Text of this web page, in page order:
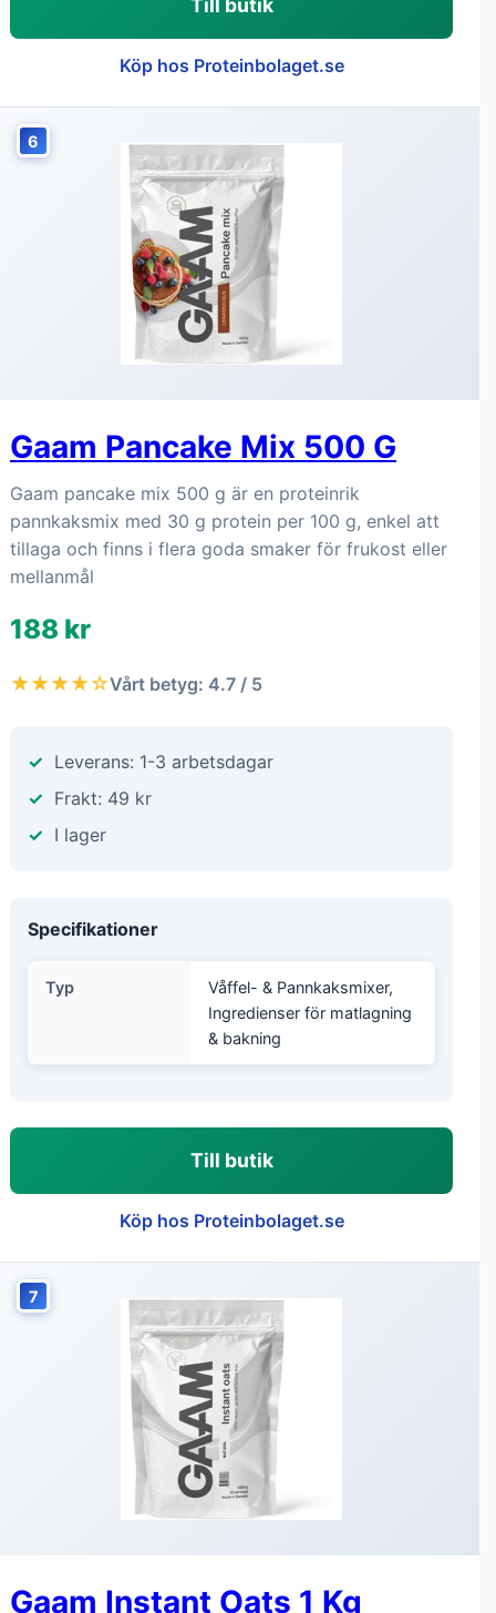
Till butik
Köp hos Proteinbolaget.se
6
Gaam Pancake Mix 500 G
Gaam pancake mix 500 g är en proteinrik
pannkaksmix med 30 g protein per 100 g, enkel att
tillaga och finns i flera goda smaker för frukost eller
mellanmål
188 kr
★★★★☆Vårt betyg: 4.7 / 5
Leverans: 1-3 arbetsdagar
Frakt: 49 kr
I lager
Specifikationer
Typ
Våffel- & Pannkaksmixer,
Ingredienser för matlagning
& bakning
Till butik
Köp hos Proteinbolaget.se
7
Gaam Instant Oats 1 Kg